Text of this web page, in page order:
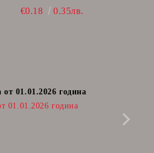
€0.18 0.35лв.
01.01.2026 година
01.01.2026 година